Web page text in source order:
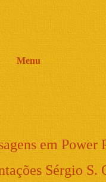
Menu
em Power
Sérgio S.